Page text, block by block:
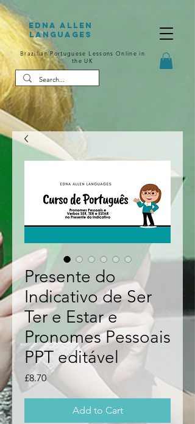
Edna Allen
Languages
Brazilian Portuguese Lessons Online in
the UK
Presente do
Indicativo de Ser
Ter e Estar e
Pronomes Pessoais
PPT editável
£8.70Price
Add to Cart